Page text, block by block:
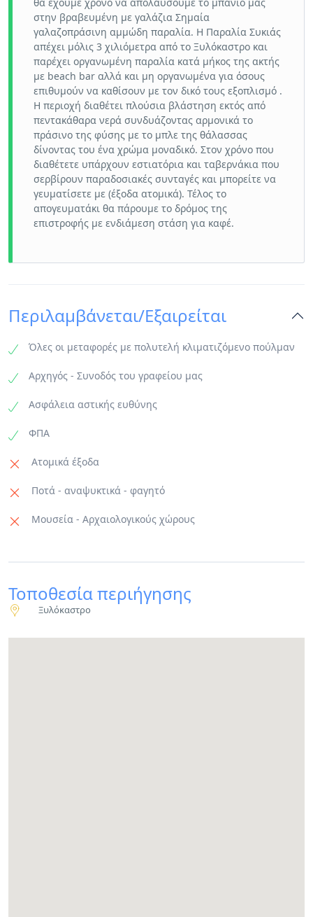
στην βραβευμένη με γαλάζια Σημαία
γαλαζοπράσινη αμμώδη παραλία. Η Παραλία Συκιάς
απέχει μόλις 3 χιλιόμετρα από το Ξυλόκαστρο και
παρέχει οργανωμένη παραλία κατά μήκος της ακτής
με beach bar αλλά και μη οργανωμένα για όσους
επιθυμούν να καθίσουν με τον δικό τους εξοπλισμό .
Η περιοχή διαθέτει πλούσια βλάστηση εκτός από
πεντακάθαρα νερά συνδυάζοντας αρμονικά το
πράσινο της φύσης με το μπλε της θάλασσας
δίνοντας του ένα χρώμα μοναδικό. Στον χρόνο που
διαθέτετε υπάρχουν εστιατόρια και ταβερνάκια που
σερβίρουν παραδοσιακές συνταγές και μπορείτε να
γευματίσετε με (έξοδα ατομικά). Τέλος το
απογευματάκι θα πάρουμε το δρόμος της
επιστροφής με ενδιάμεση στάση για καφέ.
Περιλαμβάνεται/Εξαιρείται
Όλες οι μεταφορές με πολυτελή κλιματιζόμενο πούλμαν
Αρχηγός - Συνοδός του γραφείου μας
Ασφάλεια αστικής ευθύνης
ΦΠΑ
Ατομικά έξοδα
Ποτά - αναψυκτικά - φαγητό
Μουσεία - Αρχαιολογικούς χώρους
Τοποθεσία περιήγησης
Ξυλόκαστρο